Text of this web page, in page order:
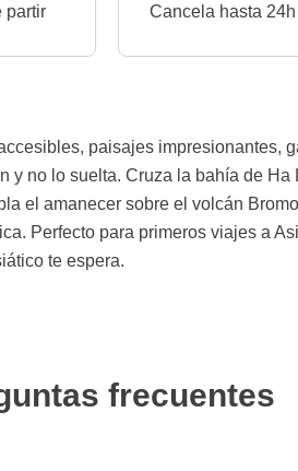
partir
Cancela hasta
paisajes impresionantes,
no lo suelta. Cruza la bahía de
el amanecer sobre el volcán
Perfecto para primeros viajes a
te espera.
frecuentes